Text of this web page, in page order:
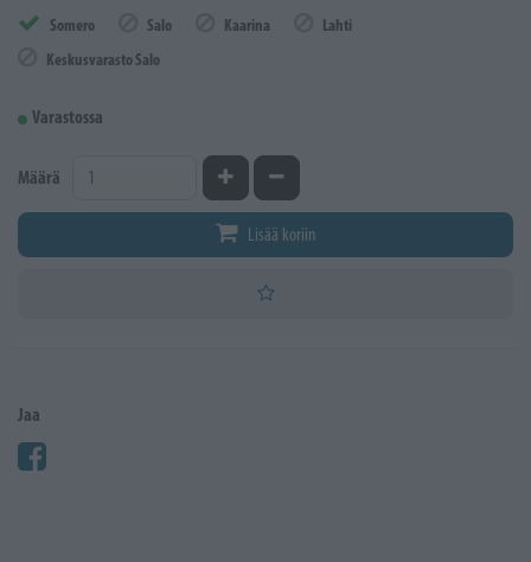
Somero Salo Kaarina
Lahti
Keskusvarasto Salo
Varastossa
Määrä Kasvata määrääVähennä määrää
Lisää koriin
Jaa